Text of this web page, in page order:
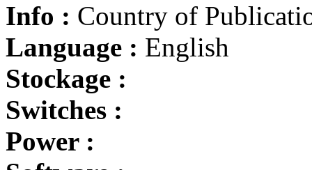
Info : Country of
Language : English
Stockage :
Switches :
Power :